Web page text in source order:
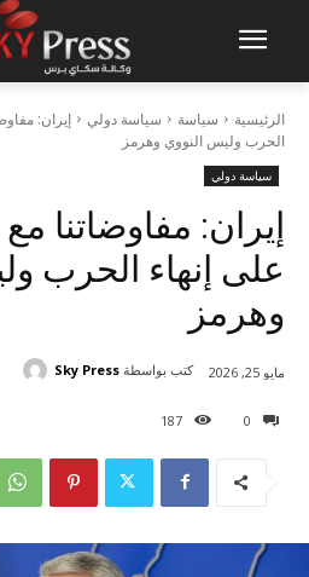
الرئيسية سياسة سياسة دولي
إيران:
الحرب وليس النووي وهرمز
سياسة دولي
إيران: مفاوضاتنا
على إنهاء الحرب
وهرمز
0
187
مايو 25, 2026 كتب بواسطة Sky Press